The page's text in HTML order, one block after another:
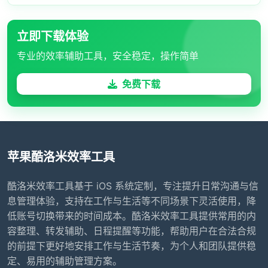
立即下载体验
专业的效率辅助工具，安全稳定，操作简单
免费下载
苹果酷洛米效率工具
酷洛米效率工具基于 iOS 系统定制，专注提升日常沟通与信
息管理体验，支持在工作与生活等不同场景下灵活使用，降
低账号切换带来的时间成本。酷洛米效率工具提供常用的内
容整理、转发辅助、日程提醒等功能，帮助用户在合法合规
的前提下更好地安排工作与生活节奏，为个人和团队提供稳
定、易用的辅助管理方案。